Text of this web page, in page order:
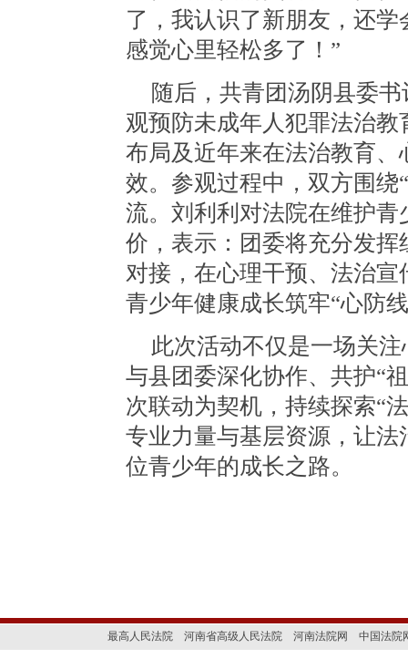
了，我认识了新朋友，还
感觉心里轻松多了！”
随后， 共青团汤阴县委
观预防未成年人犯罪法治
布局及近年来在法治教育
效。参观过程中，双方围绕
流。刘利利对法院在维护
价，表示：团委将充分发
对接，在心理干预、法治
青少年健康成长筑牢“心防
此次活动不仅是一场关
与县团委深化协作、共护“
次联动为契机，持续探索“
专业力量与基层资源，让
位青少年的成长之路。
最高人民法院 河南省高级人民法院 河南法院网 中国法院